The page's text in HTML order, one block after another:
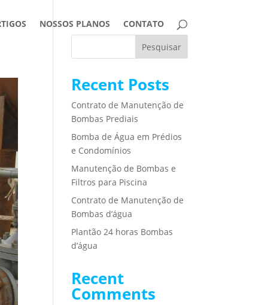
NOSSOS PLANOS CONTATO
Pesquisar
Recent Posts
Contrato de Manutenção de
Bombas Prediais
Bomba de Água em Prédios
e Condomínios
Manutenção de Bombas e
Filtros para Piscina
Contrato de Manutenção de
Bombas d’água
Plantão 24 horas Bombas
d’água
Recent
Comments